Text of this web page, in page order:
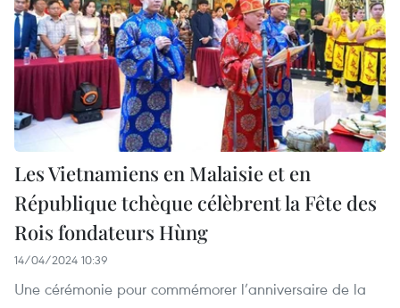
Les Vietnamiens en Malaisie et en
République tchèque célèbrent la Fête des
Rois fondateurs Hùng
14/04/2024 10:39
Une cérémonie pour commémorer l’anniversaire de la